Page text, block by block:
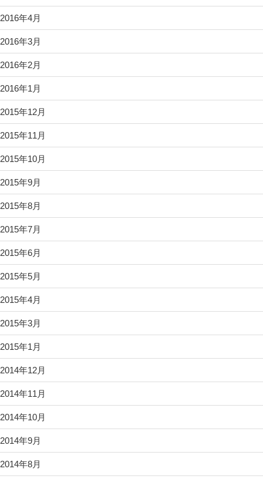
2016年4月
2016年3月
2016年2月
2016年1月
2015年12月
2015年11月
2015年10月
2015年9月
2015年8月
2015年7月
2015年6月
2015年5月
2015年4月
2015年3月
2015年1月
2014年12月
2014年11月
2014年10月
2014年9月
2014年8月